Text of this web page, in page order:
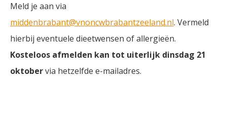
Meld je aan via
middenbrabant@vnoncwbrabantzeeland.nl. Vermeld
hierbij eventuele dieetwensen of allergieën.
Kosteloos afmelden kan tot uiterlijk dinsdag 21
oktobervia hetzelfde e-mailadres.